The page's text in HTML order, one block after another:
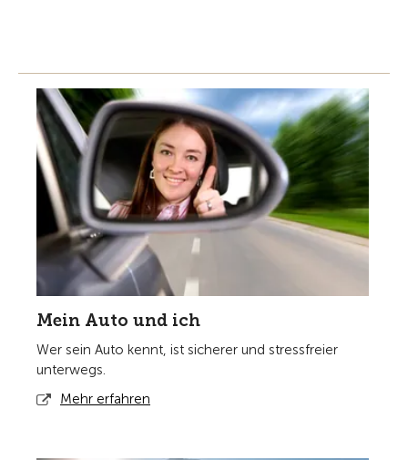
Mein Auto und ich
Wer sein Auto kennt, ist sicherer und stressfreier
unterwegs.
Mehr erfahren